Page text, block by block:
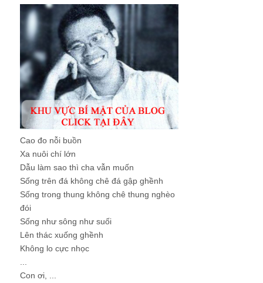
Cao đo nỗi buồn
Xa nuôi chí lớn
Dẫu làm sao thì cha vẫn muốn
Sống trên đá không chê đá gập ghềnh
Sống trong thung không chê thung nghèo
đói
Sống như sông như suối
Lên thác xuống ghềnh
Không lo cực nhọc
Con ơi, ...